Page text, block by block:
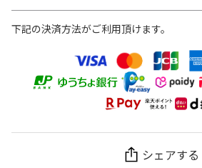
下記の決済方法がご利用頂けます。
シェアする